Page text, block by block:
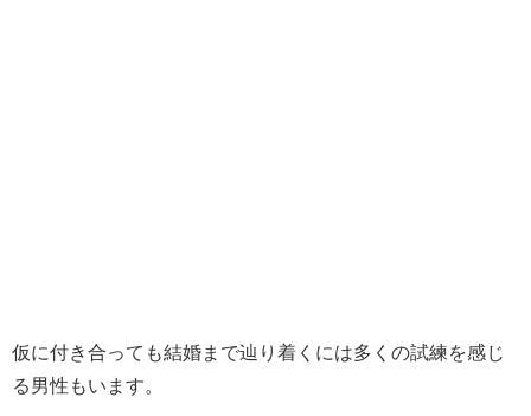
仮に付き合っても結婚まで辿り着くには多くの試練を感じ
る男性もいます。